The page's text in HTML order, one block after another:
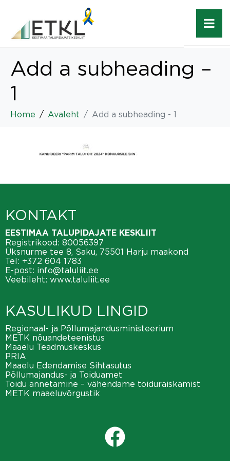
Add a subheading –
1
Home Avaleht Add a subheading - 1
KONTAKT
EESTIMAA TALUPIDAJATE KESKLIIT
Registrikood: 80056397
Üksnurme tee 8, Saku, 75501 Harju maakond
Tel: +372 604 1783
E-post: info@taluliit.ee
Veebileht: www.taluliit.ee
KASULIKUD LINGID
Regionaal- ja Põllumajandusministeerium
METK nõuandeteenistus
Maaelu Teadmuskeskus
PRIA
Maaelu Edendamise Sihtasutus
Põllumajandus- ja Toiduamet
Toidu annetamine – vähendame toiduraiskamist
METK maaeluvõrgustik